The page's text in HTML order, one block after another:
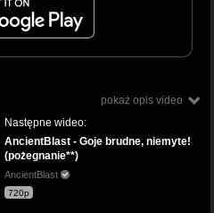
pokaż opis video
Następne wideo:
AncientBlast - Goje brudne, niemyte!
(pożegnanie**)
AncientBlast
720p